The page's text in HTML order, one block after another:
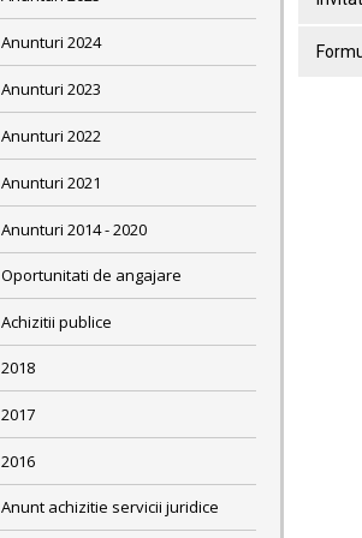
Anunturi 2024
Anunturi 2023
Anunturi 2022
Anunturi 2021
Anunturi 2014 - 2020
Oportunitati de angajare
Achizitii publice
2018
2017
2016
Anunt achizitie servicii juridice